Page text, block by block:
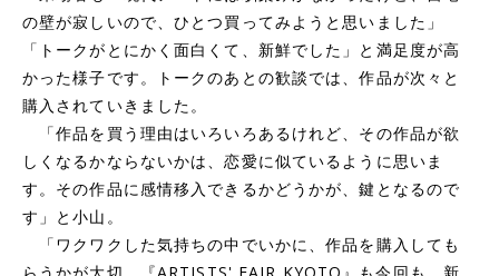
の壁が寂しいので、ひとつ買ってみようと思いました」
「トークがとにかく面白くて、新鮮でした」と満足度が高
かった様子です。トークのあとの歓談では、作品が次々と
購入されていきました。
「作品を買う理由はいろいろあるけれど、その作品が欲
しくなるかならないかは、恋愛に似ているように思いま
す。その作品に感情移入できるかどうかが、鍵となるので
す」と小山。
「ワクワクした気持ちの中でいかに、作品を購入しても